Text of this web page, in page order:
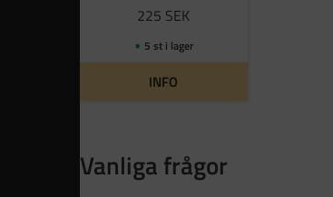
225 SEK
5 st i lager
INFO
Vanliga frågor